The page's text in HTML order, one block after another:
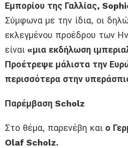
Εμπορίου της Γαλλίας,
Σύμφωνα με την ίδια, οι
εκλεγμένου προέδρου των
είναι «μια εκδήλωση
Προέτρεψε μάλιστα την
περισσότερα στην
Παρέμβαση Scholz
Στο θέμα, παρενέβη και ο
Olaf Scholz.